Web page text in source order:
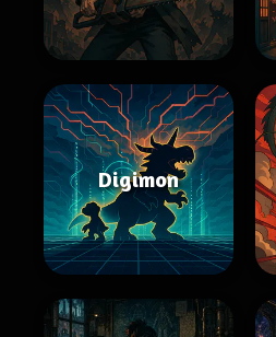
Digimon